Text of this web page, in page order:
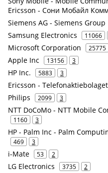
Ericsson - Сони Мобайл
Siemens AG - Siemens Group
Samsung Electronics 11066
Microsoft Corporation 25775
Apple Inc 13156 3
HP Inc. 5883 3
Ericsson -
Philips 2099 3
NTT DoCoMo - NTT Mobile
1160 3
HP - Palm Inc - Palm
469 3
i-Mate 53 2
LG Electronics 3735 2